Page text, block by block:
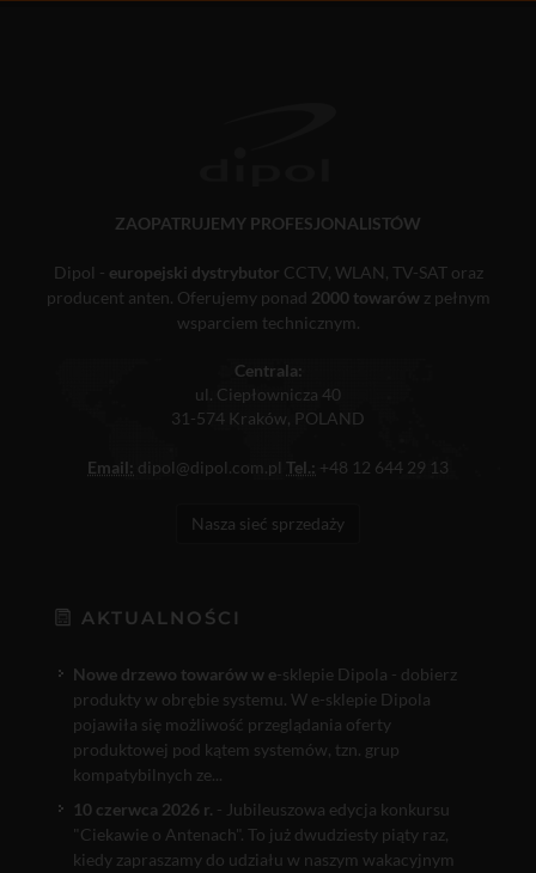
ZAOPATRUJEMY PROFESJONALISTÓW
Dipol - europejski dystrybutor CCTV, WLAN, TV-SAT oraz
producent anten. Oferujemy ponad 2000 towarówz pełnym
wsparciem technicznym.
Centrala:
ul. Ciepłownicza 40
31-574 Kraków, POLAND
Email: dipol@dipol.com.pl Tel.: +48 12 644 29 13
Nasza sieć sprzedaży
AKTUALNOŚCI
Nowe drzewo towarów w e-sklepie Dipola - dobierz
produkty w obrębie systemu. W e-sklepie Dipola
pojawiła się możliwość przeglądania oferty
produktowej pod kątem systemów, tzn. grup
kompatybilnych ze...
10 czerwca 2026 r. - Jubileuszowa edycja konkursu
"Ciekawie o Antenach". To już dwudziesty piąty raz,
kiedy zapraszamy do udziału w naszym wakacyjnym